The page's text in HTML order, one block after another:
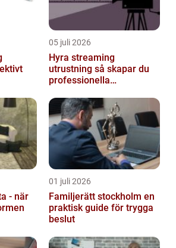
05 juli 2026
Hyra streaming
utrustning så skapar du
professionella
- när
01 juli 2026
Familjerätt stockholm en
praktisk guide för trygga
beslut